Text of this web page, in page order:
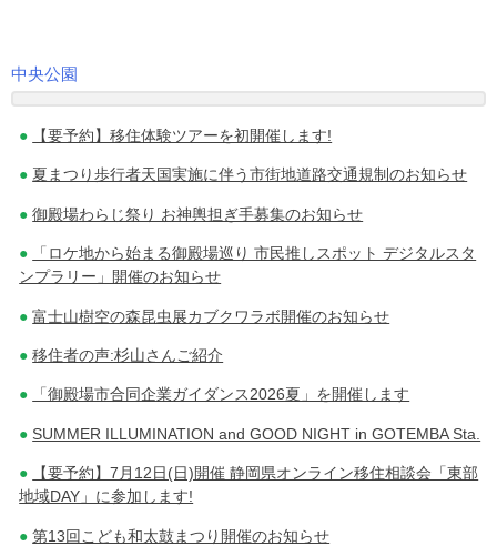
投
稿
ナ
ビ
ゲ
シ
ョ
ン
中央公園
【要予約】移住体験ツアーを初開催します!
夏まつり歩行者天国実施に伴う市街地道路交通規制のお知らせ
御殿場わらじ祭り お神輿担ぎ手募集のお知らせ
「ロケ地から始まる御殿場巡り 市民推しスポット デジタルスタ
ンプラリー」開催のお知らせ
富士山樹空の森昆虫展カブクワラボ開催のお知らせ
移住者の声:杉山さんご紹介
「御殿場市合同企業ガイダンス2026夏」を開催します
SUMMER ILLUMINATION and GOOD NIGHT in GOTEMBA Sta.
【要予約】7月12日(日)開催 静岡県オンライン移住相談会「東部
地域DAY」に参加します!
第13回こども和太鼓まつり開催のお知らせ